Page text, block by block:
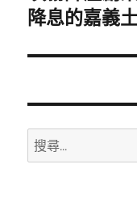
一
文
降息的嘉義
搜
尋